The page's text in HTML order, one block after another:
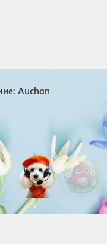
Auchan